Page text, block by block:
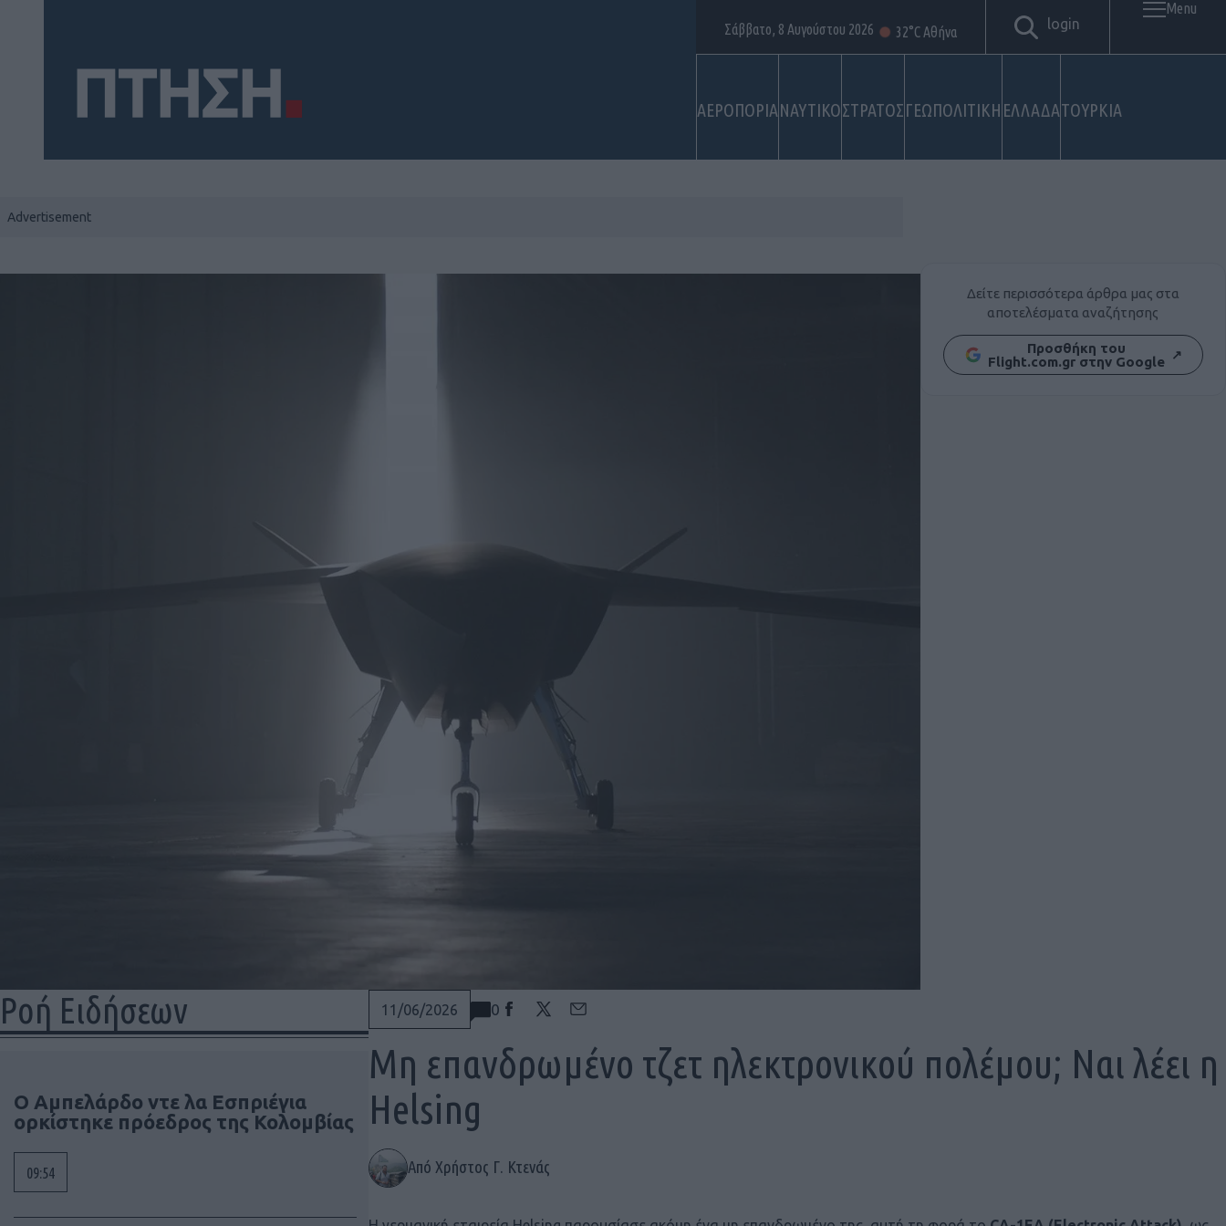
ΑΕΡΟΠΟΡΙΑΝΑΥΤΙΚΟΣΤΡΑΤΟΣΓΕΩΠΟΛΙΤΙΚΗ ΕΛΛΑΔΑΤΟΥΡΚΙΑ
Σάββατο, 8 Αυγούστου 2026 32°C Αθήνα login
Menu
Ροή Ειδήσεων
Ο Αμπελάρδο ντε λα Εσπριέγια
ορκίστηκε πρόεδρος της Κολομβίας
09:54
Δείτε περισσότερα άρθρα μας στα
αποτελέσματα αναζήτησης
Προσθήκη του
Flight.com.gr στην Google ↗
11/06/2026 0
Μη επανδρωμένο τζετ ηλεκτρονικού πολέμου; Ναι λέει η
Helsing
Από Χρήστος Γ. Κτενάς